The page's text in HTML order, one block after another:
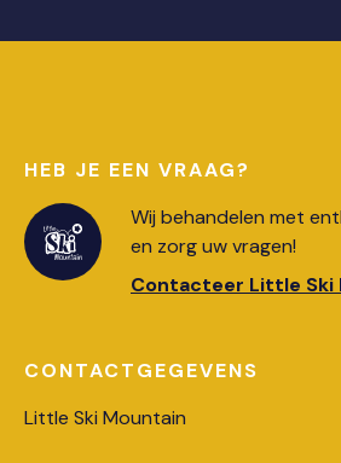
HEB JE EEN VRAAG?
Wij behandelen met
en zorg uw vragen!
Contacteer Little Ski
CONTACTGEGEVENS
Little Ski Mountain